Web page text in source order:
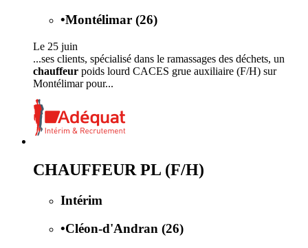
•Montélimar (26)
Le 25 juin
...ses clients, spécialisé dans le ramassages des déchets, un
chauffeur poids lourd CACES grue auxiliaire (F/H) sur
Montélimar pour...
CHAUFFEUR PL (F/H)
Intérim
•Cléon-d'Andran (26)